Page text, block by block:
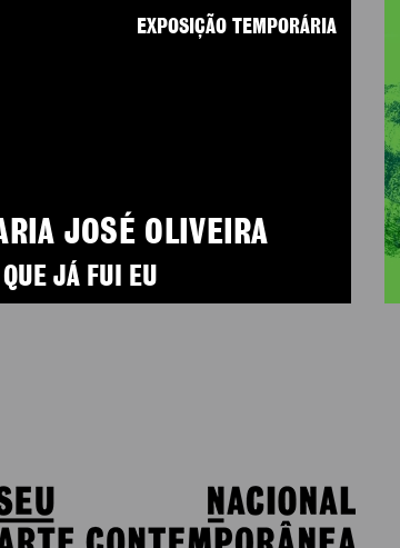
JOSÉ OLIVEIRA
QUE JÁ FUI EU
EXPOSIÇÃO TEMPORÁRIA